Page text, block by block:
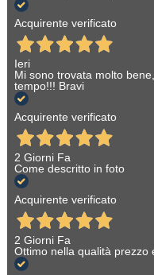
Acquirente verificato
Ieri
Mi sono trovata molto
tempo!!! Bravi
Acquirente verificato
2 Giorni Fa
Come descritto in foto
Acquirente verificato
2 Giorni Fa
Ottimo nella qualità prezzo